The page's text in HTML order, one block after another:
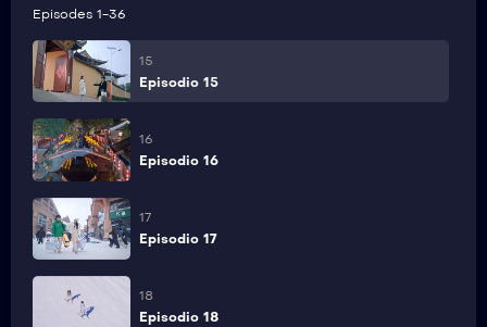
Episodes 1-36
15
Episodio 15
16
Episodio 16
17
Episodio 17
18
Episodio 18